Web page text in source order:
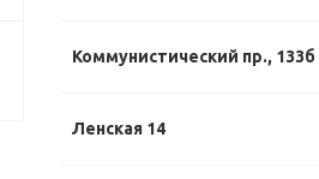
Коммунистический пр., 133б
Ленская 14